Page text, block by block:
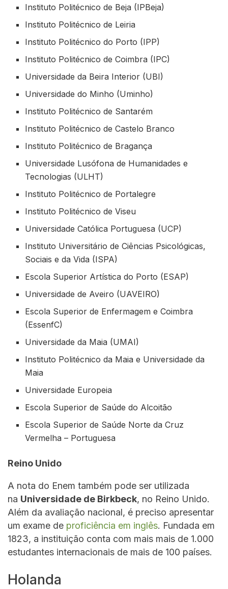
Instituto Politécnico de Beja (IPBeja)
Instituto Politécnico de Leiria
Instituto Politécnico do Porto (IPP)
Instituto Politécnico de Coimbra (IPC)
Universidade da Beira Interior (UBI)
Universidade do Minho (Uminho)
Instituto Politécnico de Santarém
Instituto Politécnico de Castelo Branco
Instituto Politécnico de Bragança
Universidade Lusófona de Humanidades e
Tecnologias (ULHT)
Instituto Politécnico de Portalegre
Instituto Politécnico de Viseu
Universidade Católica Portuguesa (UCP)
Instituto Universitário de Ciências Psicológicas,
Sociais e da Vida (ISPA)
Escola Superior Artística do Porto (ESAP)
Universidade de Aveiro (UAVEIRO)
Escola Superior de Enfermagem e Coimbra
(EssenfC)
Universidade da Maia (UMAI)
Instituto Politécnico da Maia e Universidade da
Maia
Universidade Europeia
Escola Superior de Saúde do Alcoitão
Escola Superior de Saúde Norte da Cruz
Vermelha – Portuguesa
Reino Unido
A nota do Enem também pode ser utilizada
na Universidade de Birkbeck, no Reino Unido.
Além da avaliação nacional, é preciso apresentar
um exame de proficiência em inglês. Fundada em
1823, a instituição conta com mais mais de 1.000
estudantes internacionais de mais de 100 países.
Holanda